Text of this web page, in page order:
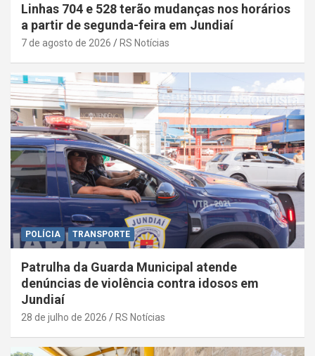
Linhas 704 e 528 terão mudanças nos horários
a partir de segunda-feira em Jundiaí
7 de agosto de 2026 RS Notícias
POLÍCIA TRANSPORTE
Patrulha da Guarda Municipal atende
denúncias de violência contra idosos em
Jundiaí
28 de julho de 2026 RS Notícias